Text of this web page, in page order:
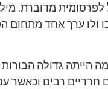
לפרסומית מדוברת.
ערך אחד מתחום
הייתה גדולה
חרדיים רבים וכאשר